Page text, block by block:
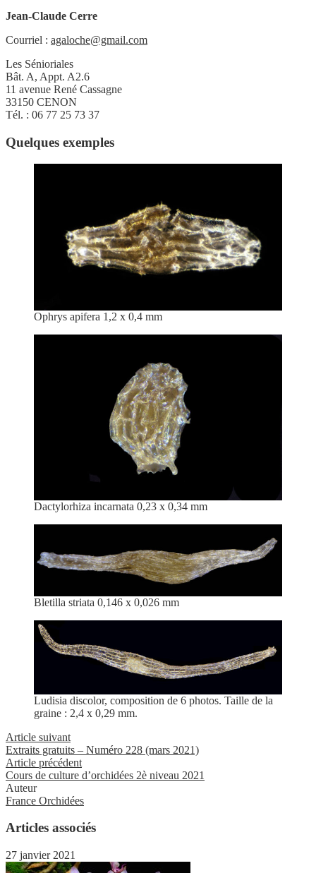
Jean-Claude Cerre
Courriel : agaloche@gmail.com
Les Sénioriales
Bât. A, Appt. A2.6
11 avenue René Cassagne
33150 CENON
Tél. : 06 77 25 73 37
Quelques exemples
Ophrys apifera 1,2 x 0,4 mm
Dactylorhiza incarnata 0,23 x 0,34 mm
Bletilla striata 0,146 x 0,026 mm
Ludisia discolor, composition de 6 photos. Taille de la
graine : 2,4 x 0,29 mm.
Article suivant
Extraits gratuits – Numéro 228 (mars 2021)
Article précédent
Cours de culture d’orchidées 2è niveau 2021
Auteur
France Orchidées
Articles associés
27 janvier 2021